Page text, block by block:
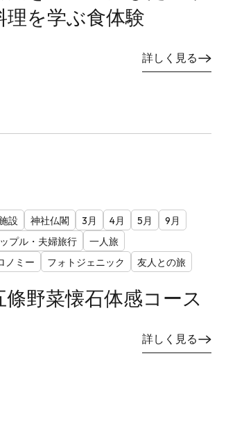
理を学ぶ食体験
詳しく見る
設 神社仏閣 3月 4月 5月
9月
プル・夫婦旅行
一人旅
ノミー フォトジェニック 友人との旅
野菜懐石体感コース
詳しく見る